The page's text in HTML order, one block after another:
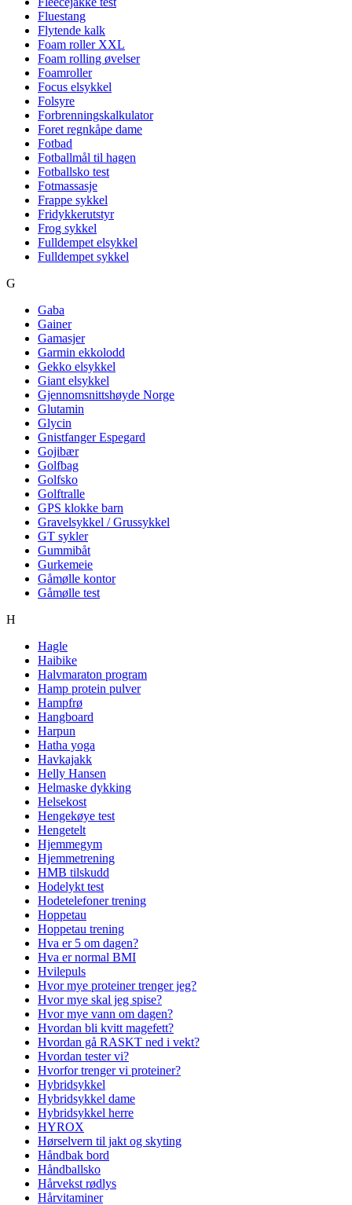
Fluestang
Flytende kalk
Foam roller XXL
Foam rolling øvelser
Foamroller
Focus elsykkel
Folsyre
Forbrenningskalkulator
Foret regnkåpe dame
Fotbad
Fotballmål til hagen
Fotballsko test
Fotmassasje
Frappe sykkel
Fridykkerutstyr
Frog sykkel
Fulldempet elsykkel
Fulldempet sykkel
G
Gaba
Gainer
Gamasjer
Garmin ekkolodd
Gekko elsykkel
Giant elsykkel
Gjennomsnittshøyde Norge
Glutamin
Glycin
Gnistfanger Espegard
Gojibær
Golfbag
Golfsko
Golftralle
GPS klokke barn
Gravelsykkel / Grussykkel
GT sykler
Gummibåt
Gurkemeie
Gåmølle kontor
Gåmølle test
H
Hagle
Haibike
Halvmaraton program
Hamp protein pulver
Hampfrø
Hangboard
Harpun
Hatha yoga
Havkajakk
Helly Hansen
Helmaske dykking
Helsekost
Hengekøye test
Hengetelt
Hjemmegym
Hjemmetrening
HMB tilskudd
Hodelykt test
Hodetelefoner trening
Hoppetau
Hoppetau trening
Hva er 5 om dagen?
Hva er normal BMI
Hvilepuls
Hvor mye proteiner trenger jeg?
Hvor mye skal jeg spise?
Hvor mye vann om dagen?
Hvordan bli kvitt magefett?
Hvordan gå RASKT ned i vekt?
Hvordan tester vi?
Hvorfor trenger vi proteiner?
Hybridsykkel
Hybridsykkel dame
Hybridsykkel herre
HYROX
Hørselvern til jakt og skyting
Håndbak bord
Håndballsko
Hårvekst rødlys
Hårvitaminer